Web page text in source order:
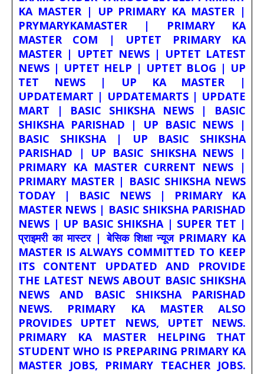
KA MASTER | UP PRIMARY KA MASTER |
PRYMARYKAMASTER | PRIMARY KA
MASTER COM | UPTET PRIMARY KA
MASTER | UPTET NEWS | UPTET LATEST
NEWS | UPTET HELP | UPTET BLOG | UP
TET NEWS | UP KA MASTER |
UPDATEMART | UPDATEMARTS | UPDATE
MART | BASIC SHIKSHA NEWS | BASIC
SHIKSHA PARISHAD | UP BASIC NEWS |
BASIC SHIKSHA | UP BASIC SHIKSHA
PARISHAD | UP BASIC SHIKSHA NEWS |
PRIMARY KA MASTER CURRENT NEWS |
PRIMARY MASTER | BASIC SHIKSHA NEWS
TODAY | BASIC NEWS | PRIMARY KA
MASTER NEWS | BASIC SHIKSHA PARISHAD
NEWS | UP BASIC SHIKSHA | SUPER TET |
प्राइमरी का मास्टर | बेसिक शिक्षा न्यूज PRIMARY KA
MASTER IS ALWAYS COMMITTED TO KEEP
ITS CONTENT UPDATED AND PROVIDE
THE LATEST NEWS ABOUT BASIC SHIKSHA
NEWS AND BASIC SHIKSHA PARISHAD
NEWS. PRIMARY KA MASTER ALSO
PROVIDES UPTET NEWS, UPTET NEWS.
PRIMARY KA MASTER HELPING THAT
STUDENT WHO IS PREPARING PRIMARY KA
MASTER JOBS, PRIMARY TEACHER JOBS.